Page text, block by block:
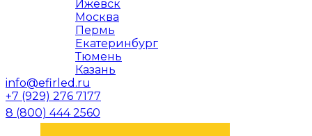
Ижевск
Москва
Пермь
Екатеринбург
Тюмень
Казань
info@efirled.ru
+7 (929) 276 7177
8 (800) 444 2560